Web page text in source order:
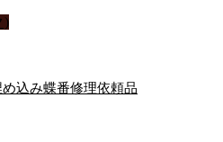
)
込み蝶番修理依頼品